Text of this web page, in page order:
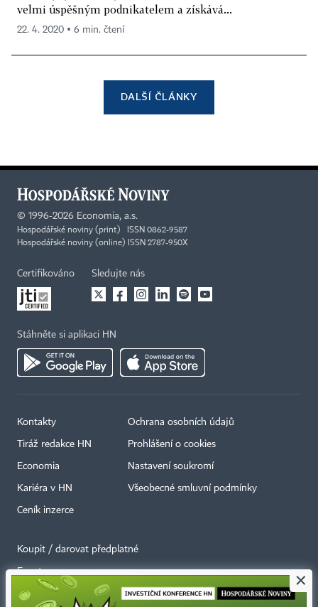
velmi úspěšným podnikatelem a získává...
22. 4. 2020 ▪ 6 min. čtení
DALŠÍ ČLÁNKY
© 1996-2026 Economia, a.s.
Hospodářské noviny (print) ISSN 0862-9587
Hospodářské noviny (online) ISSN 2787-950X
Certifikováno Sledujte nás
Stáhněte si aplikaci HN
Kontakty
Tiráž redakce HN
Economia
Kariéra v HN
Ceník inzerce
Ochrana osobních údajů
Prohlášení o cookies
Nastavení soukromí
Všeobecné smluvní podmínky
Koupit / darovat předplatné
Eventy
Newslettery
×